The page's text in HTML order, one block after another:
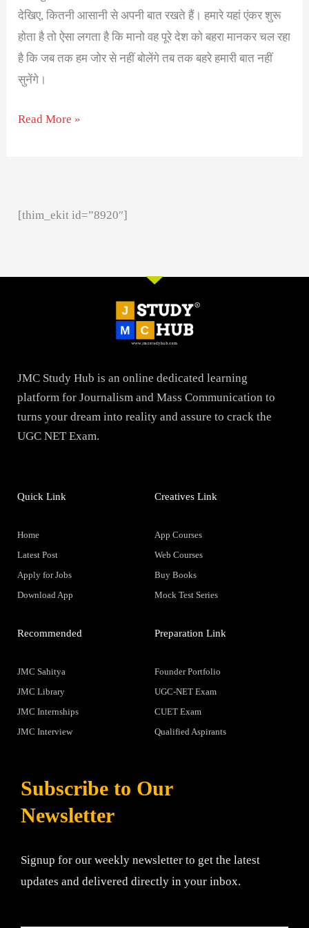
देखिए, कितनी आसानी से अपनी बात रखते हैं। हमारे यहां एंकर शुरू
होता है तो ऐसा लगता है कि मानो वह पूरे देश को बहरा मानकर चल रहा
है कि जब तक हम जोर से नहीं बोलेंगे तब तक बहरे हमारी बात नहीं
सुनेंगे।
Read More »
[thim_ekit id=”8920″]
JMC Study Hub is an online dedicated learning
platform for Journalism and Mass Communication to
turns your dream into reality and assure to crack the
UGC NET Exam.
Quick Link
Home
Latest Post
Apply for Jobs
Download App
Creatives Link
App Courses
Web Courses
Buy Books
Mock Test Series
Recommended
JMC Sahitya
JMC Library
JMC Internships
JMC Interview
Preparation Link
Founder Portfolio
UGC-NET Exam
CUET Exam
Qualified Aspirants
Subscribe to Our
Newsletter
Signup for our weekly newsletter to get the latest
updates and delivered directly in your inbox.